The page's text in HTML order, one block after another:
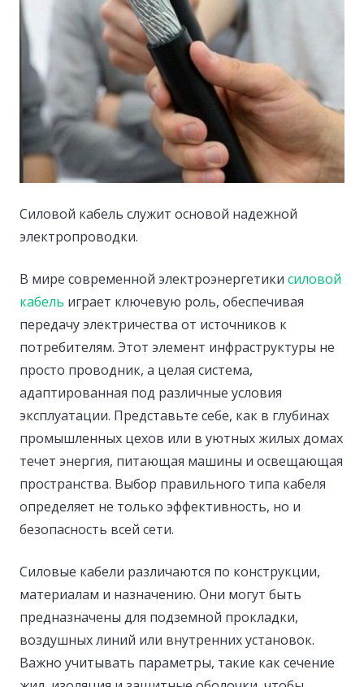
Силовой кабель служит основой надежной
электропроводки.
В мире современной электроэнергетики силовой
кабель играет ключевую роль, обеспечивая
передачу электричества от источников к
потребителям. Этот элемент инфраструктуры не
просто проводник, а целая система,
адаптированная под различные условия
эксплуатации. Представьте себе, как в глубинах
промышленных цехов или в уютных жилых домах
течет энергия, питающая машины и освещающая
пространства. Выбор правильного типа кабеля
определяет не только эффективность, но и
безопасность всей сети.
Силовые кабели различаются по конструкции,
материалам и назначению. Они могут быть
предназначены для подземной прокладки,
воздушных линий или внутренних установок.
Важно учитывать параметры, такие как сечение